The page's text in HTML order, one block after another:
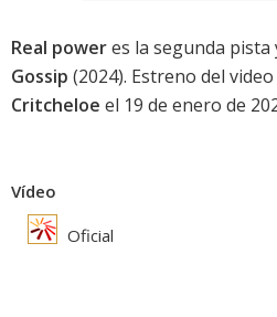
Real poweres la segunda
Gossip (2024). Estreno del
Critcheloe el 19 de enero de
Vídeo
Oficial